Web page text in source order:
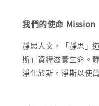
我們的使命 Mission
靜思人文，「靜思」
斯」資糧滋養生命。
淨化於斯，淨斯以使